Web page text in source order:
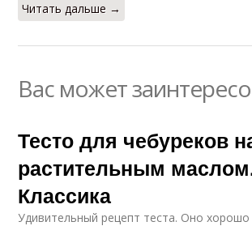
Читать дальше →
Вас может
Тесто для чебуреков
растительным
Классика
Удивительный рецепт теста. Оно хорошо